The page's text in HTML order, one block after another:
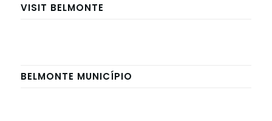
VISIT BELMONTE
BELMONTE MUNICÍPIO